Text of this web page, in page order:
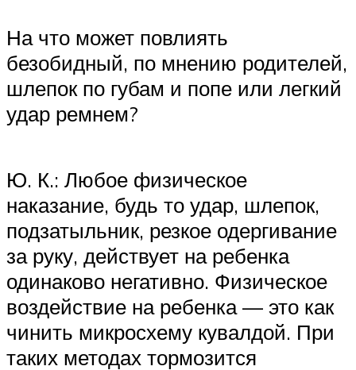
На что может повлиять
безобидный, по мнению родителей,
шлепок по губам и попе или легкий
удар ремнем?
Ю. К.: Любое физическое
наказание, будь то удар, шлепок,
подзатыльник, резкое одергивание
за руку, действует на ребенка
одинаково негативно. Физическое
воздействие на ребенка — это как
чинить микросхему кувалдой. При
таких методах тормозится